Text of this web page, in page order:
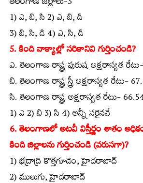
1) ఎ, బి, సి 2) ఎ, బి, డి
3) బి, సి, డి 4) ఎ, సి, డి
5. కింది వాక్యాల్లో సరికానివి గుర్తించండి?
ఎ. తెలంగాణ రాష్ట్ర పురుష అక్షరాస్యత
బి. తెలంగాణ రాష్ట్ర స్త్రీ అక్షరాస్యత రేటు-
సి. తెలంగాణ రాష్ట్ర అక్షరాస్యత రేటు-
1) ఎ 2) బి 3) సి 4) అన్నీ సరైనవే
6. తెలంగాణలో అటవీ విస్తీర్ణం శాతం
కింది జిల్లాలను గుర్తించండి (వరుసగా)?
1) భద్రాద్రి కొత్తగూడెం, హైదరాబాద్‌
2) ములుగు, హైదరాబాద్‌